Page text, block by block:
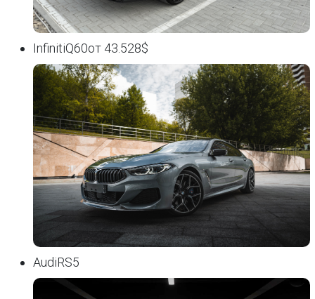
InfinitiQ60от 43.528$
AudiRS5